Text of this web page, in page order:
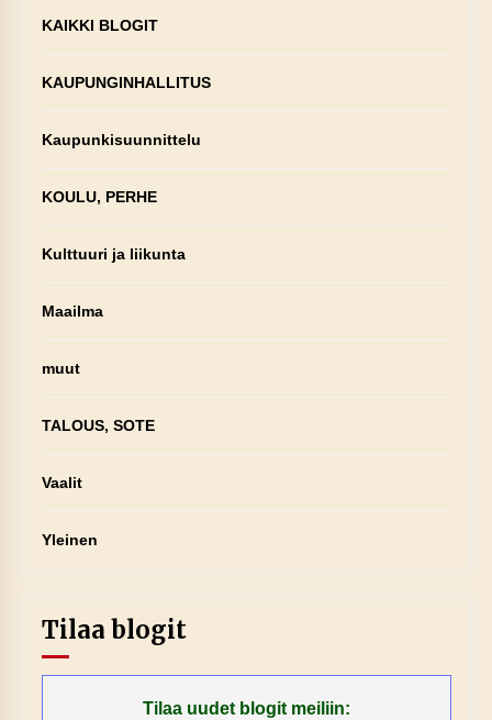
KAIKKI BLOGIT
KAUPUNGINHALLITUS
Kaupunkisuunnittelu
KOULU, PERHE
Kulttuuri ja liikunta
Maailma
muut
TALOUS, SOTE
Vaalit
Yleinen
Tilaa blogit
Tilaa uudet blogit meiliin: